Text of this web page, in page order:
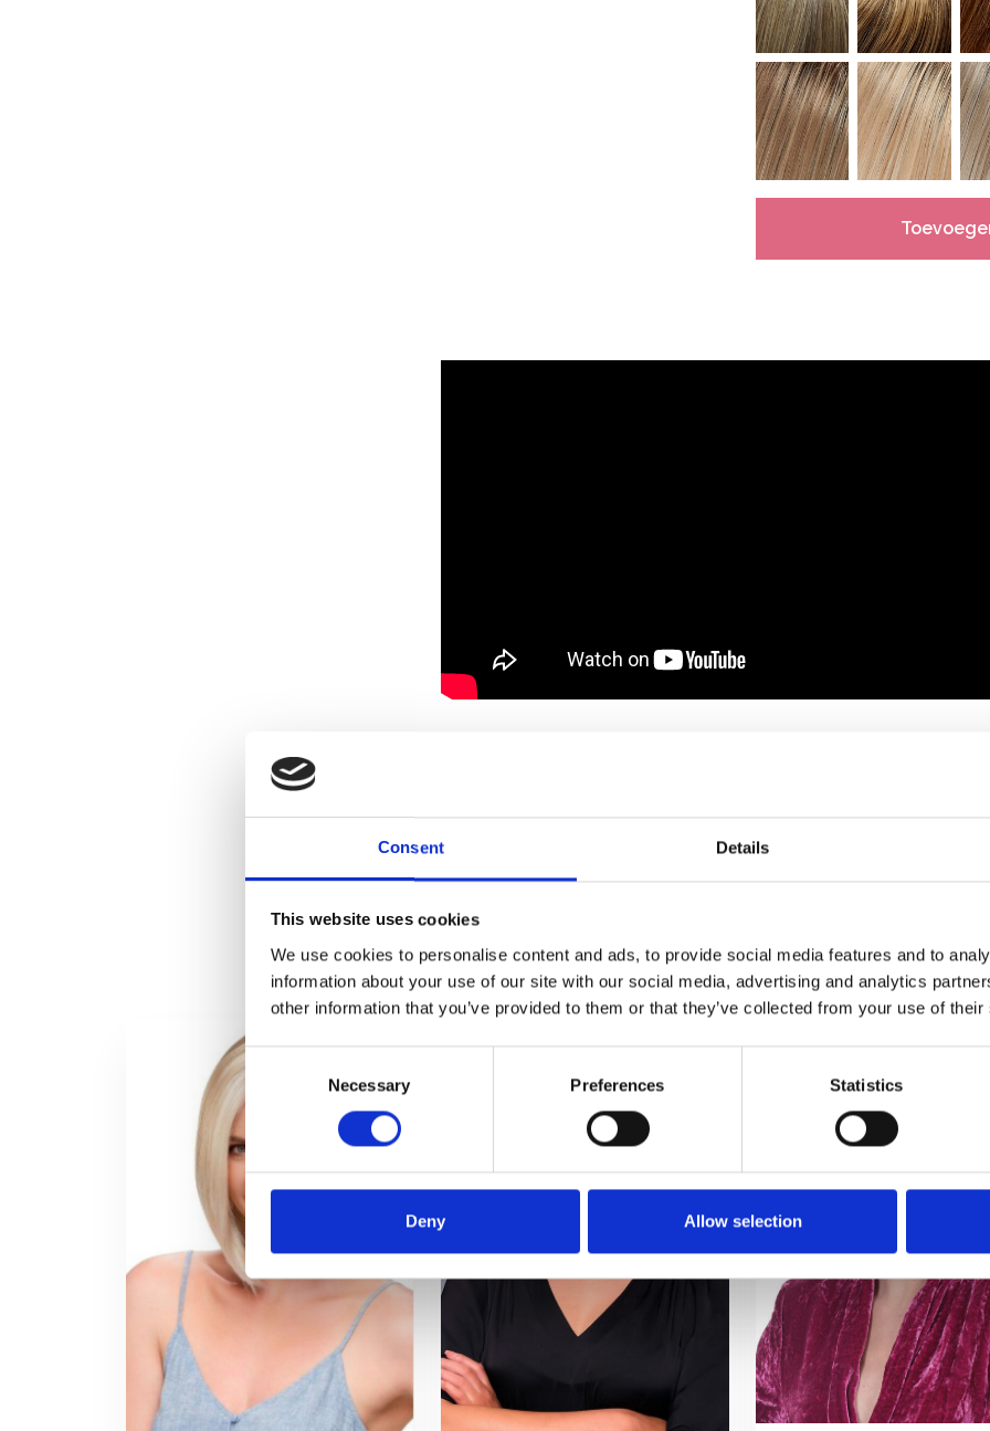
Consent Details
This website uses cookies
We use cookies to personalise content and ads, to provide social media features and to
information about your use of our site with our social media, advertising and analytics
other information that you’ve provided to them or that they’ve collected from your use of
Consent
Necessary Preferences Statistics
Deny Allow selection